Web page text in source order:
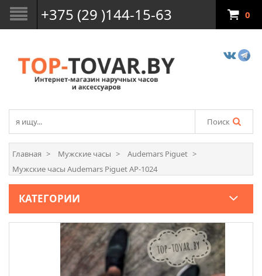
+375 (29 )144-15-63 0
Поиск
Главная Мужские часы
Audemars Piguet
Мужские часы Audemars Piguet AP-1024
КАТЕГОРИИ